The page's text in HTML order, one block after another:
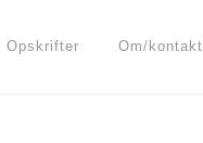
Opskrifter Om/kontakt